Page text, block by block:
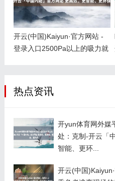
开云(中国)Kaiyun·官方网站 -
登录入口2500Pa以上的吸力就
高效、更智能、更环保
热点资讯
开yun体育网外媒
处：克制-开云「
智能、更环...
开云(中国